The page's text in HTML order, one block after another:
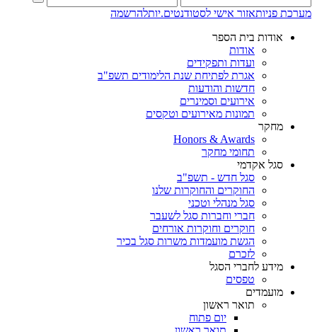
מערכת פניותאזור אישי לסטודנטים.יותלהרשמה
אודות בית הספר
אודות
ועדות ותפקידים
אגרת לפתיחת שנת הלימודים תשפ"ב
חדשות והודעות
אירועים וסמינרים
תמונות מאירועים וטקסים
מחקר
Honors & Awards
תחומי מחקר
סגל אקדמי
סגל חדש - תשפ"ב
החוקרים והחוקרות שלנו
סגל מנהלי וטכני
חברי וחברות סגל לשעבר
חוקרים וחוקרות אורחים
הגשת מועמדות משרות סגל בכיר
לזכרם
מידע לחברי הסגל
טפסים
מועמדים
תואר ראשון
יום פתוח